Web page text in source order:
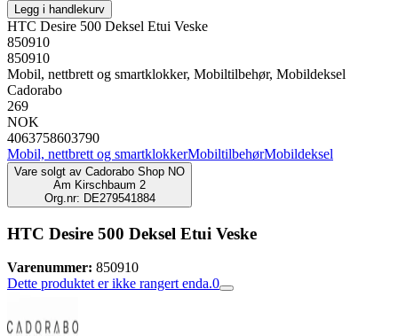
Legg i handlekurv
HTC Desire 500 Deksel Etui Veske
850910
850910
Mobil, nettbrett og smartklokker, Mobiltilbehør, Mobildeksel
Cadorabo
269
NOK
4063758603790
Mobil, nettbrett og smartklokkerMobiltilbehørMobildeksel
Vare solgt av Cadorabo Shop NO
Am Kirschbaum 2
Org.nr: DE279541884
HTC Desire 500 Deksel Etui Veske
Varenummer: 850910
Dette produktet er ikke rangert enda.0